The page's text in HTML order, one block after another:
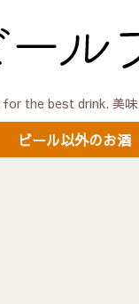
the best drink. 美味
ビール以外のお酒